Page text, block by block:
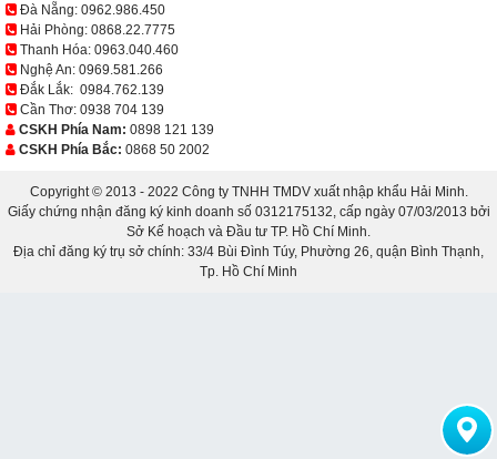
Đà Nẵng: 0962.986.450
Hải Phòng: 0868.22.7775
Thanh Hóa: 0963.040.460
Nghệ An: 0969.581.266
Đắk Lắk: 0984.762.139
Cần Thơ: 0938 704 139
CSKH Phía Nam: 0898 121 139
CSKH Phía Bắc: 0868 50 2002
Copyright © 2013 - 2022 Công ty TNHH TMDV xuất nhập khẩu Hải Minh.
Giấy chứng nhận đăng ký kinh doanh số 0312175132, cấp ngày 07/03/2013 bởi
Sở Kế hoạch và Đầu tư TP. Hồ Chí Minh.
Địa chỉ đăng ký trụ sở chính: 33/4 Bùi Đình Túy, Phường 26, quận Bình Thạnh,
Tp. Hồ Chí Minh